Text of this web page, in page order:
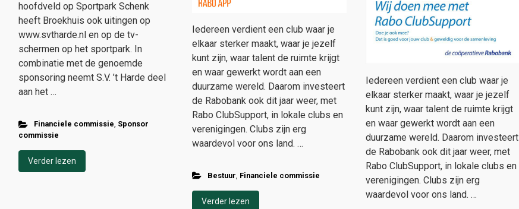
hoofdveld op Sportpark Schenk
heeft Broekhuis ook uitingen op
www.svtharde.nl en op de tv-
schermen op het sportpark. In
combinatie met de genoemde
sponsoring neemt S.V. ’t Harde deel
aan het …
Financiele commissie, Sponsor
commissie
Verder lezen
Iedereen verdient een club waar je
elkaar sterker maakt, waar je jezelf
kunt zijn, waar talent de ruimte krijgt
en waar gewerkt wordt aan een
duurzame wereld. Daarom investeert
de Rabobank ook dit jaar weer, met
Rabo ClubSupport, in lokale clubs en
verenigingen. Clubs zijn erg
waardevol voor ons land. …
Bestuur Financiele commissie
Verder lezen
Iedereen verdient een club waar je
elkaar sterker maakt, waar je jezelf
kunt zijn, waar talent de ruimte krijgt
en waar gewerkt wordt aan een
duurzame wereld. Daarom investeert
de Rabobank ook dit jaar weer, met
Rabo ClubSupport, in lokale clubs en
verenigingen. Clubs zijn erg
waardevol voor ons land. …